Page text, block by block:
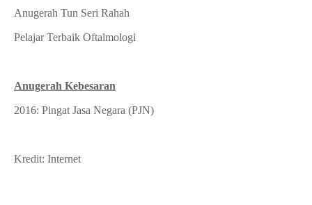
Anugerah Tun Seri Rahah
Pelajar Terbaik Oftalmologi
Anugerah Kebesaran
2016: Pingat Jasa Negara (PJN)
Kredit: Internet